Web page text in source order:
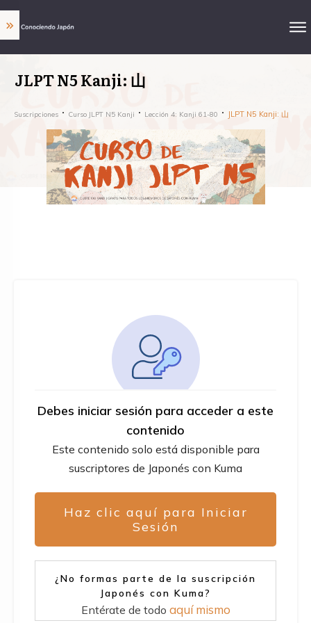
JLPT N5 Kanji: 山
Suscripciones Curso JLPT N5 Kanji Lección 4: Kanji 61-80 JLPT N5 Kanji: 山
Debes iniciar sesión para acceder a este
contenido
Este contenido solo está disponible para
suscriptores de Japonés con Kuma
Haz clic aquí para Iniciar
Sesión
¿No formas parte de la suscripción
Japonés con Kuma?
Entérate de todo aquí mismo